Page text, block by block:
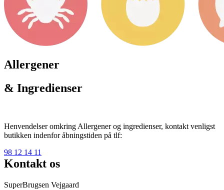
Allergener
& Ingredienser
Henvendelser omkring Allergener og ingredienser, kontakt venligst
butikken indenfor åbningstiden på tlf:
98 12 14 11
Kontakt os
SuperBrugsen Vejgaard